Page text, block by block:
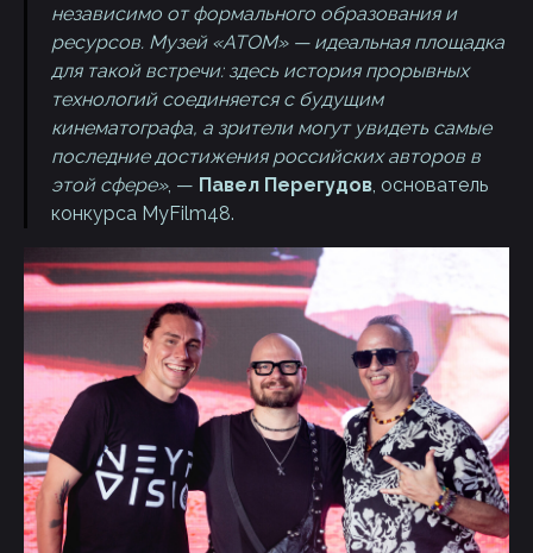
независимо от формального образования и
ресурсов. Музей «АТОМ» — идеальная площадка
для такой встречи: здесь история прорывных
технологий соединяется с будущим
кинематографа, а зрители могут увидеть самые
последние достижения российских авторов в
этой сфере», — Павел Перегудов , основатель
конкурса MyFilm48.